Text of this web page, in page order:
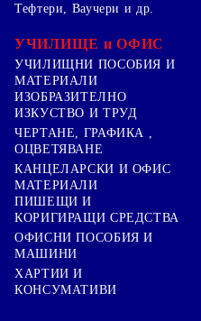
Тефтери, Ваучери и др.
УЧИЛИЩЕ и ОФИС
УЧИЛИЩНИ ПОСОБИЯ И
МАТЕРИАЛИ
ИЗОБРАЗИТЕЛНО
ИЗКУСТВО И ТРУД
ЧЕРТАНЕ, ГРАФИКА ,
ОЦВЕТЯВАНЕ
КАНЦЕЛАРСКИ И ОФИС
МАТЕРИАЛИ
ПИШЕЩИ И
КОРИГИРАЩИ СРЕДСТВА
ОФИСНИ ПОСОБИЯ И
МАШИНИ
ХАРТИИ И
КОНСУМАТИВИ